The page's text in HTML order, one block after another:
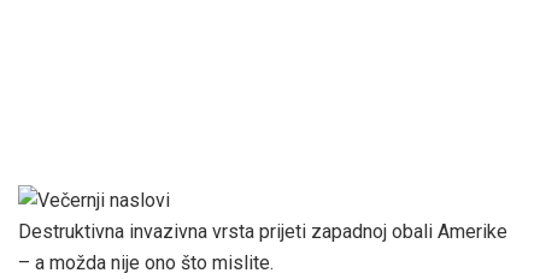
Destruktivna invazivna vrsta prijeti zapadnoj obali Amerike
– a možda nije ono što mislite.